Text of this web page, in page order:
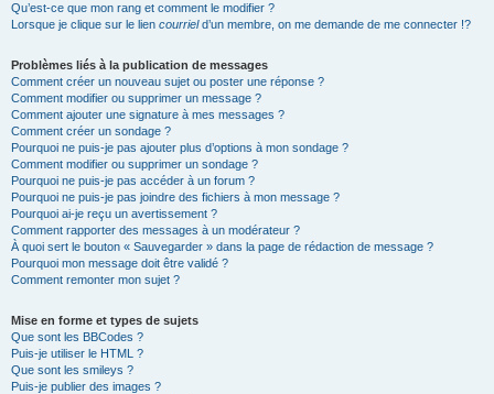
Qu’est-ce que mon rang et comment le modifier ?
Lorsque je clique sur le lien courrield’un membre, on me demande de me connecter !?
Problèmes liés à la publication de messages
Comment créer un nouveau sujet ou poster une réponse ?
Comment modifier ou supprimer un message ?
Comment ajouter une signature à mes messages ?
Comment créer un sondage ?
Pourquoi ne puis-je pas ajouter plus d’options à mon sondage ?
Comment modifier ou supprimer un sondage ?
Pourquoi ne puis-je pas accéder à un forum ?
Pourquoi ne puis-je pas joindre des fichiers à mon message ?
Pourquoi ai-je reçu un avertissement ?
Comment rapporter des messages à un modérateur ?
À quoi sert le bouton « Sauvegarder » dans la page de rédaction de message ?
Pourquoi mon message doit être validé ?
Comment remonter mon sujet ?
Mise en forme et types de sujets
Que sont les BBCodes ?
Puis-je utiliser le HTML ?
Que sont les smileys ?
Puis-je publier des images ?